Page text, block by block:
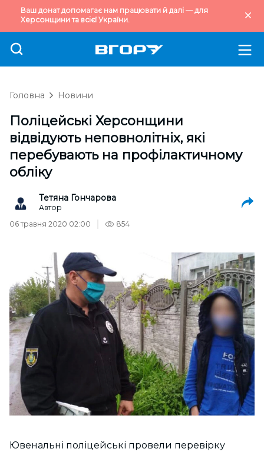
Ваш донат допомагає нам працювати й далі — для
Херсонщини та всієї України.
Головна Новини
Поліцейські Херсонщини
відвідують неповнолітніх, які
перебувають на профілактичному
обліку
Тетяна Гончарова
Автор
06 травня 2020 02:00
854
Ювенальні поліцейські провели перевірку